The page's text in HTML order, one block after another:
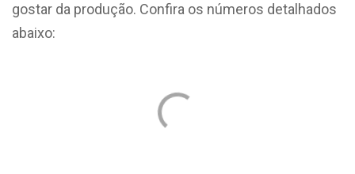
gostar da produção. Confira os números detalhados
abaixo: